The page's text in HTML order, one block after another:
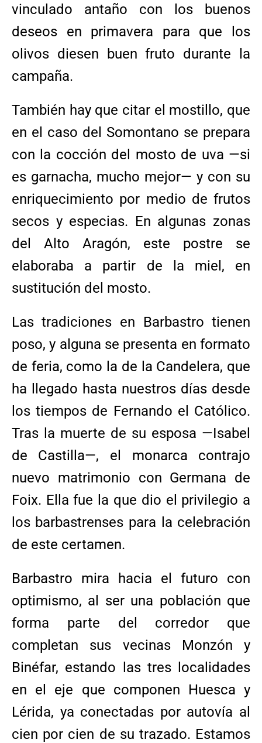
vinculado antaño con los buenos
deseos en primavera para que los
olivos diesen buen fruto durante la
campaña.
También hay que citar el mostillo, que
en el caso del Somontano se prepara
con la cocción del mosto de uva —si
es garnacha, mucho mejor— y con su
enriquecimiento por medio de frutos
secos y especias. En algunas zonas
del Alto Aragón, este postre se
elaboraba a partir de la miel, en
sustitución del mosto.
Las tradiciones en Barbastro tienen
poso, y alguna se presenta en formato
de feria, como la de la Candelera, que
ha llegado hasta nuestros días desde
los tiempos de Fernando el Católico.
Tras la muerte de su esposa —Isabel
de Castilla—, el monarca contrajo
nuevo matrimonio con Germana de
Foix. Ella fue la que dio el privilegio a
los barbastrenses para la celebración
de este certamen.
Barbastro mira hacia el futuro con
optimismo, al ser una población que
forma parte del corredor que
completan sus vecinas Monzón y
Binéfar, estando las tres localidades
en el eje que componen Huesca y
Lérida, ya conectadas por autovía al
cien por cien de su trazado. Estamos